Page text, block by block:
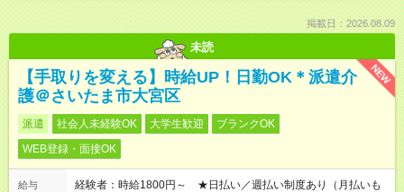
掲載日：2026.08.09
未読
NEW
【手取りを変える】時給UP！日勤OK＊派遣介
護＠さいたま市大宮区
派遣 社会人未経験OK 大学生歓迎
ブランクOK
WEB登録・面接OK
給与
経験者：時給1800円～ ★日払い／週払い制度あり（月払いも